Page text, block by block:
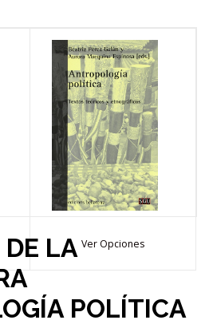
Ver Opciones
DE LA
POLÍTICA